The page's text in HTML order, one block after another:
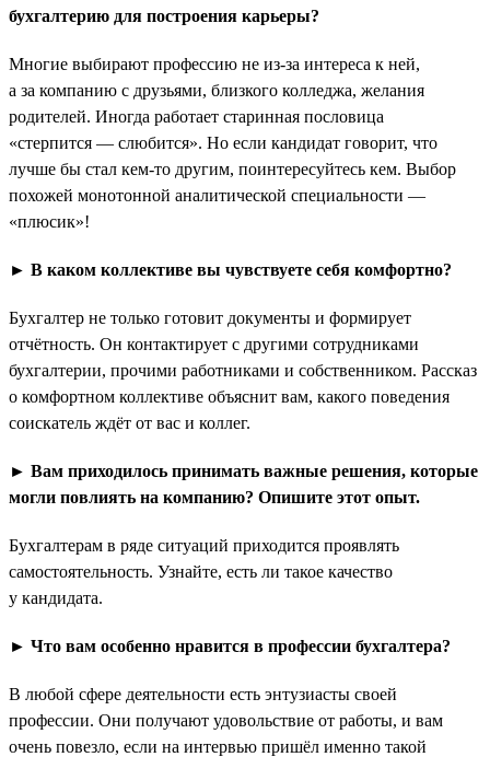
бухгалтерию для построения карьеры?
Многие выбирают профессию не из-за интереса к ней,
а за компанию с друзьями, близкого колледжа, желания
родителей. Иногда работает старинная пословица
«стерпится — слюбится». Но если кандидат говорит, что
лучше бы стал кем-то другим, поинтересуйтесь кем. Выбор
похожей монотонной аналитической специальности —
«плюсик»!
► В каком коллективе вы чувствуете себя комфортно?
Бухгалтер не только готовит документы и формирует
отчётность. Он контактирует с другими сотрудниками
бухгалтерии, прочими работниками и собственником. Рассказ
о комфортном коллективе объяснит вам, какого поведения
соискатель ждёт от вас и коллег.
► Вам приходилось принимать важные решения, которые
могли повлиять на компанию? Опишите этот опыт.
Бухгалтерам в ряде ситуаций приходится проявлять
самостоятельность. Узнайте, есть ли такое качество
у кандидата.
► Что вам особенно нравится в профессии бухгалтера?
В любой сфере деятельности есть энтузиасты своей
профессии. Они получают удовольствие от работы, и вам
очень повезло, если на интервью пришёл именно такой